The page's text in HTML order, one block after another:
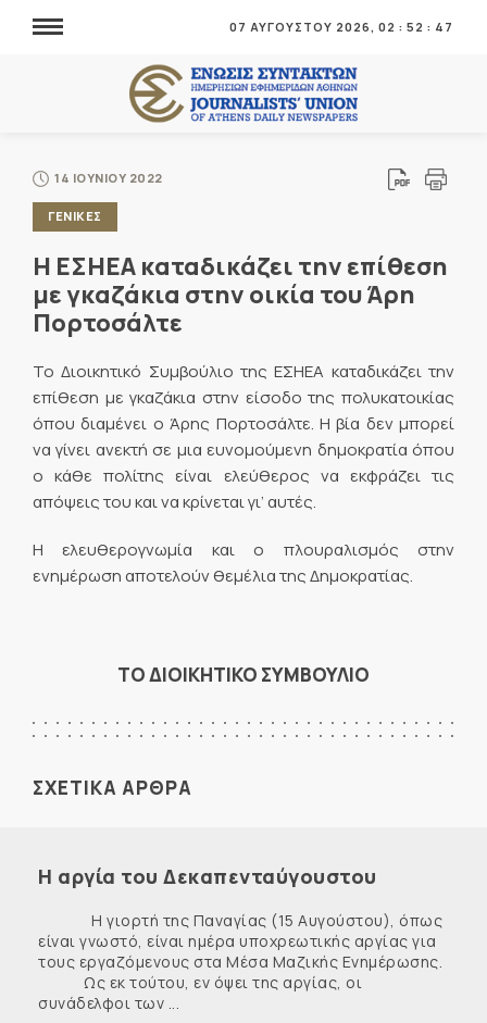
07 ΑΥΓΟΥΣΤΟΥ 2026, 02 : 52 : 48
14 ΙΟΥΝΙΟΥ 2022
ΓΕΝΙΚΕΣ
Η ΕΣΗΕΑ καταδικάζει την επίθεση
με γκαζάκια στην οικία του Άρη
Πορτοσάλτε
Το Διοικητικό Συμβούλιο της ΕΣΗΕΑ καταδικάζει την
επίθεση με γκαζάκια στην είσοδο της πολυκατοικίας
όπου διαμένει ο Άρης Πορτοσάλτε. Η βία δεν μπορεί
να γίνει ανεκτή σε μια ευνομούμενη δημοκρατία όπου
ο κάθε πολίτης είναι ελεύθερος να εκφράζει τις
απόψεις του και να κρίνεται γι’ αυτές.
Η ελευθερογνωμία και ο πλουραλισμός στην
ενημέρωση αποτελούν θεμέλια της Δημοκρατίας.
ΤΟ ΔΙΟΙΚΗΤΙΚΟ ΣΥΜΒΟΥΛΙΟ
ΣΧΕΤΙΚΑ ΑΡΘΡΑ
Η αργία του Δεκαπενταύγουστου
Η γιορτή της Παναγίας (15 Αυγούστου), όπως
είναι γνωστό, είναι ημέρα υποχρεωτικής αργίας για
τους εργαζόμενους στα Μέσα Μαζικής Ενημέρωσης.
Ως εκ τούτου, εν όψει της αργίας, οι
συνάδελφοι των ...